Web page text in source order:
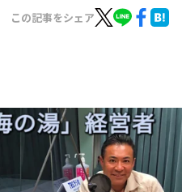
この記事をシェア